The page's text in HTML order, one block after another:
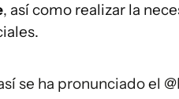
, así como realizar la
se ha pronunciado el